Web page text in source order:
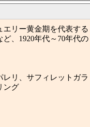
リー黄金期を代表する
、1920年代～70年代の
リ、サフィレットガラ
ング